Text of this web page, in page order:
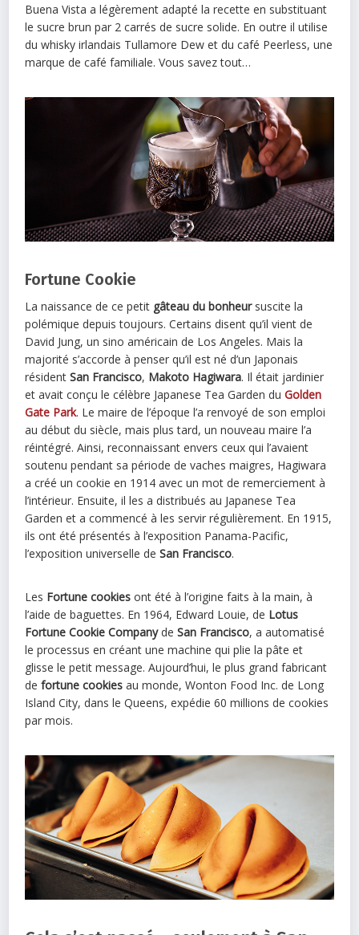
Buena Vista a légèrement adapté la recette en substituant
le sucre brun par 2 carrés de sucre solide. En outre il utilise
du whisky irlandais Tullamore Dew et du café Peerless, une
marque de café familiale. Vous savez tout…
Fortune Cookie
La naissance de ce petit gâteau du bonheursuscite la
polémique depuis toujours. Certains disent qu’il vient de
David Jung, un sino américain de Los Angeles. Mais la
majorité s’accorde à penser qu’il est né d’un Japonais
résidentSan Francisco, Makoto Hagiwara. Il était jardinier
et avait conçu le célèbre Japanese Tea Garden duGolden
Gate Park. Le maire de l’époque l’a renvoyé de son emploi
au début du siècle, mais plus tard, un nouveau maire l’a
réintégré. Ainsi, reconnaissant envers ceux qui l’avaient
soutenu pendant sa période de vaches maigres, Hagiwara
a créé un cookie en 1914 avec un mot de remerciement à
l’intérieur. Ensuite, il les a distribués au Japanese Tea
Garden et a commencé à les servir régulièrement. En 1915,
ils ont été présentés à l’exposition Panama-Pacific,
l’exposition universelle deSan Francisco.
Les Fortune cookies ont été à l’origine faits à la main, à
l’aide de baguettes. En 1964, Edward Louie, de Lotus
Fortune Cookie CompanydeSan Francisco, a automatisé
le processus en créant une machine qui plie la pâte et
glisse le petit message. Aujourd’hui, le plus grand fabricant
defortune cookies au monde, Wonton Food Inc. de Long
Island City, dans le Queens, expédie 60 millions de cookies
par mois.